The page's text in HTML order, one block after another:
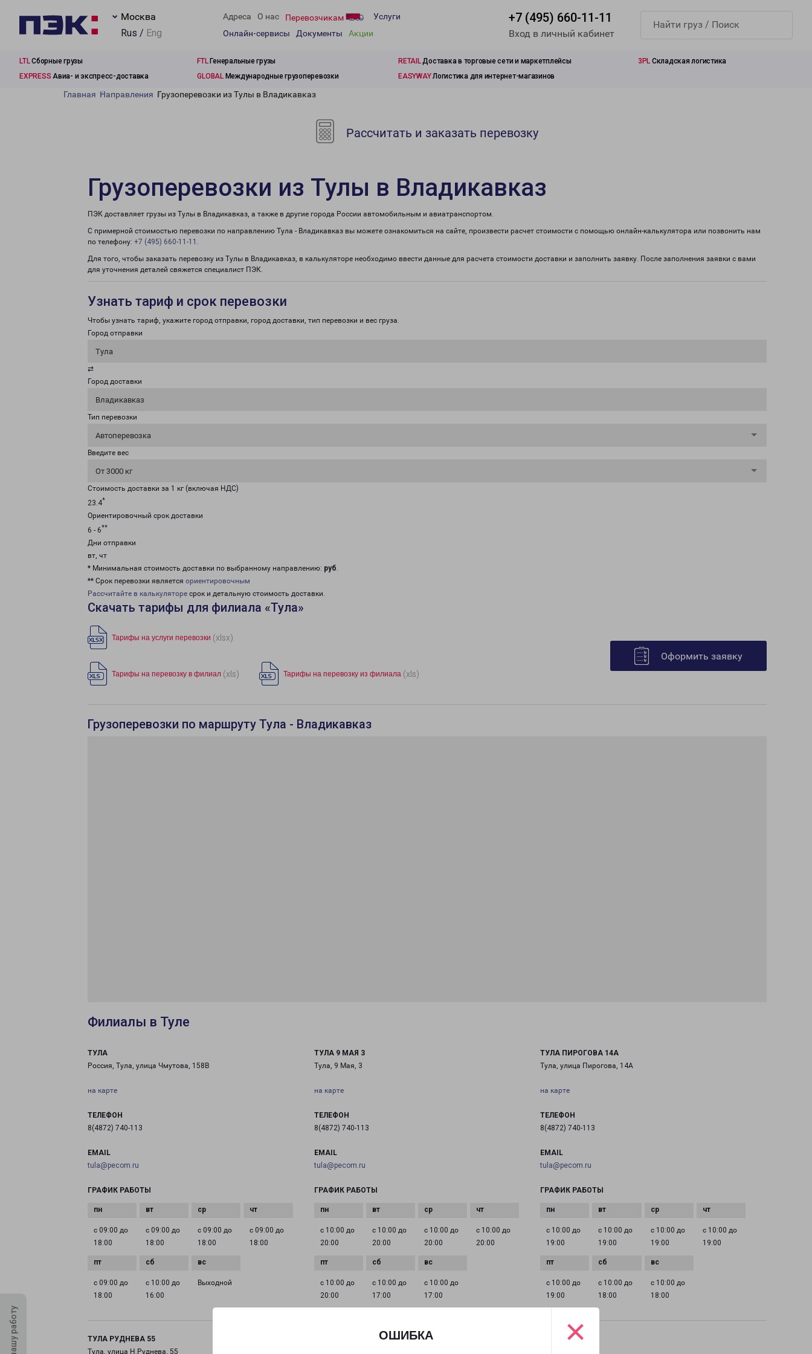
ОШИБКА ×
Москва
Rus / Eng
Адреса О нас Перевозчикам
Услуги
Онлайн-сервисы
Документы Акции
+7 (495) 660-11-11
Вход в личный кабинет
LTLСборные грузы FTLГенеральные грузы RETAILДоставка в торговые сети и маркетплейсы 3PL Складская логистика
EXPRESS Авиа- и экспресс-доставка GLOBALМеждународные грузоперевозки EASYWAYЛогистика для интернет-магазинов
Главная Направления Грузоперевозки из Тулы в Владикавказ
Рассчитать и заказать перевозку
Грузоперевозки из Тулы в Владикавказ
ПЭК доставляет грузы из Тулы в Владикавказ, а также в другие города России автомобильным и авиатранспортом.
С примерной стоимостью перевозки по направлению Тула - Владикавказ вы можете ознакомиться на сайте, произвести расчет стоимости с помощью онлайн-калькулятора или позвонить нам
по телефону: +7 (495) 660-11-11 .
Для того, чтобы заказать перевозку из Тулы в Владикавказ, в калькуляторе необходимо ввести данные для расчета стоимости доставки и заполнить заявку. После заполнения заявки с вами
для уточнения деталей свяжется специалист ПЭК.
Узнать тариф и срок перевозки
Чтобы узнать тариф, укажите город отправки, город доставки, тип перевозки и вес груза.
Город отправки
Тула
⇄
Город доставки
Владикавказ
Тип перевозки
Автоперевозка
Введите вес
От 3000 кг
Стоимость доставки за 1 кг (включая НДС)
23.4*
Ориентировочный срок доставки
6 - 6**
Дни отправки
вт, чт
* Минимальная стоимость доставки по выбранному направлению: руб.
** Срок перевозки является ориентировочным
Рассчитайте в калькуляторе срок и детальную стоимость доставки.
Скачать тарифы для филиала «Тула»
Тарифы на услуги перевозки (xlsx)
Тарифы на перевозку в филиал (xls) Тарифы на перевозку из филиала (xls)
Оформить заявку
Грузоперевозки по маршруту Тула - Владикавказ
Филиалы в Туле
ТУЛА
Россия, Тула, улица Чмутова, 158В
на карте
ТЕЛЕФОН
8(4872) 740-113
EMAIL
tula@pecom.ru
ГРАФИК РАБОТЫ
с 09:00 до
18:00
с 09:00 до
18:00
с 09:00 до
18:00
с 09:00 до
18:00
с 09:00 до
18:00
с 10:00 до
16:00
Выходной
ТУЛА 9 МАЯ 3
Тула, 9 Мая, 3
на карте
ТЕЛЕФОН
8(4872) 740-113
EMAIL
tula@pecom.ru
ГРАФИК РАБОТЫ
с 10:00 до
20:00
с 10:00 до
20:00
с 10:00 до
20:00
с 10:00 до
20:00
с 10:00 до
20:00
с 10:00 до
17:00
с 10:00 до
17:00
ТУЛА ПИРОГОВА 14А
Тула, улица Пирогова, 14А
на карте
ТЕЛЕФОН
8(4872) 740-113
EMAIL
tula@pecom.ru
ГРАФИК РАБОТЫ
с 10:00 до
19:00
с 10:00 до
19:00
с 10:00 до
19:00
с 10:00 до
19:00
с 10:00 до
19:00
с 10:00 до
18:00
с 10:00 до
18:00
ТУЛА РУДНЕВА 55
Тула, улица Н.Руднева, 55